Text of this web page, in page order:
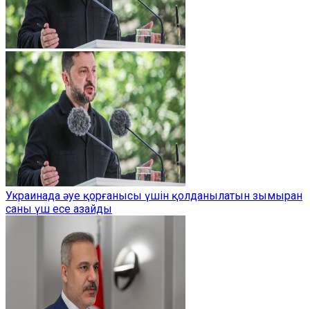
Украинада әуе қорғанысы үшін қолданылатын зымыран
саны үш есе азайды